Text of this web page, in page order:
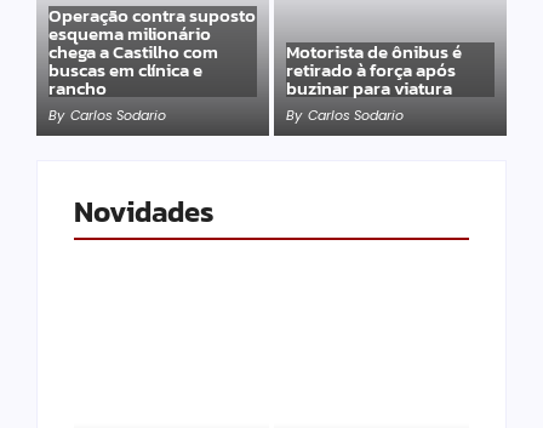
Operação contra suposto
esquema milionário
chega a Castilho com
buscas em clínica e
rancho
By Carlos Sodario
Motorista de ônibus é
retirado à força após
buzinar para viatura
By Carlos Sodario
Novidades